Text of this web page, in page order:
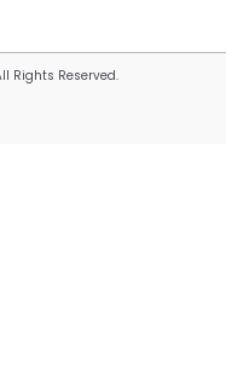
Rights Reserved.